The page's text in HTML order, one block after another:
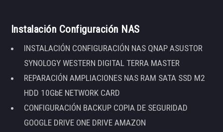
Instalación Configuración NAS
INSTALACIÓN CONFIGURACIÓN NAS QNAP ASUSTOR
SYNOLOGY WESTERN DIGITAL TERRA MASTER
REPARACIÓN AMPLIACIONES NAS RAM SATA SSD M2
HDD 10GbE NETWORK CARD
CONFIGURACIÓN BACKUP COPIA DE SEGURIDAD
GOOGLE DRIVE ONE DRIVE AMAZON